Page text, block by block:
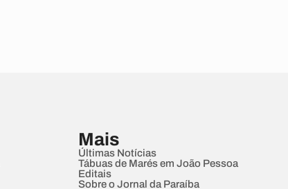
Mais
Últimas Notícias
Tábuas de Marés em João Pessoa
Editais
Sobre o Jornal da Paraíba